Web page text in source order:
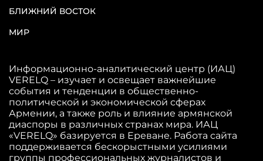
БЛИЖНИЙ ВОСТОК
МИР
Информационно-аналитический центр (ИАЦ)
VERELQ – изучает и освещает важнейшие
события и тенденции в общественно-
политической и экономической сферах
Армении, а также роль и влияние армянской
диаспоры в различных странах мира. ИАЦ
«VERELQ» базируется в Ереване. Работа сайта
поддерживается бескорыстными усилиями
группы профессиональных журналистов и